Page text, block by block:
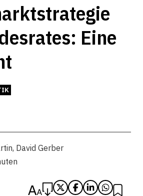
Eine
, David Gerber